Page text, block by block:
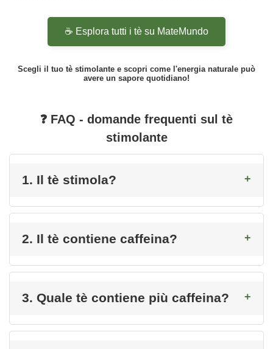
☕ Esplora tutti i tè su MateMundo
Scegli il tuo tè stimolante e scopri come l'energia naturale può
avere un sapore quotidiano!
❓ FAQ - domande frequenti sul tè
stimolante
1. Il tè stimola?
2. Il tè contiene caffeina?
3. Quale tè contiene più caffeina?